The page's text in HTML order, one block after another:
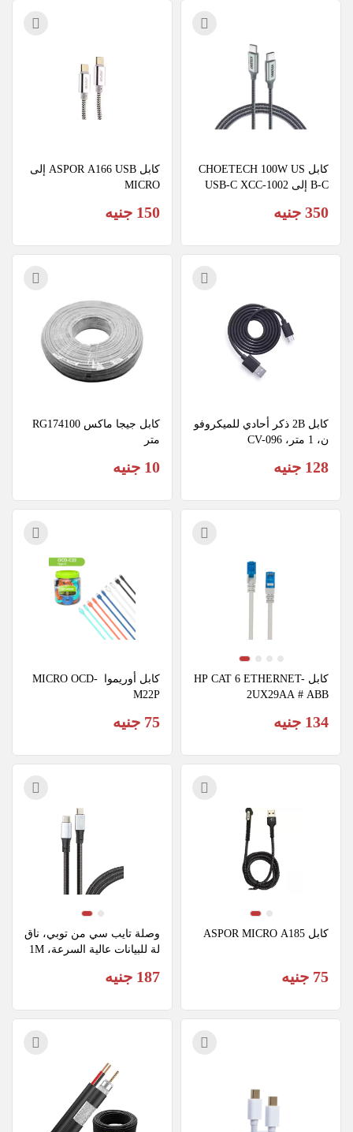
كابل CHOETECH 100W US
B-C إلى USB-C XCC-1002
350 جنيه
MICRO
150 جنيه
كابل 2B ذكر أحادي للميكروفو
ن، 1 متر، CV-096
128 جنيه
متر
10 جنيه
كابل HP CAT 6 ETHERNET-
2UX29AA # ABB
134 جنيه
كابل أوريموا  MICRO OCD-
M22P
75 جنيه
كابل ASPOR MICRO A185
75 جنيه
وصلة تايب سي من توبي، ناق
187 جنيه